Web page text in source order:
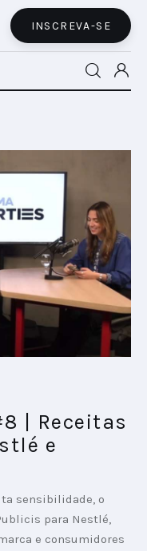
INSCREVA-SE
| Receitas
e
sensibilidade, o
para Nestlé,
e consumidores